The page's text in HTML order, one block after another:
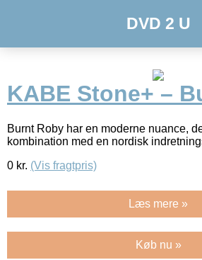
DVD 2 U
KABE Stone+ –
Burnt Roby har en moderne nuance,
kombination med en nordisk
0 kr. (Vis fragtpris)
Læs mere »
Køb nu »